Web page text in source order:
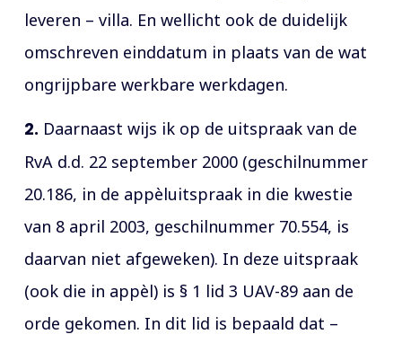
leveren – villa. En wellicht ook de duidelijk
omschreven einddatum in plaats van de wat
ongrijpbare werkbare werkdagen.
2. Daarnaast wijs ik op de uitspraak van de
RvA d.d. 22 september 2000 (geschilnummer
20.186, in de appèluitspraak in die kwestie
van 8 april 2003, geschilnummer 70.554, is
daarvan niet afgeweken). In deze uitspraak
(ook die in appèl) is § 1 lid 3 UAV-89 aan de
orde gekomen. In dit lid is bepaald dat –